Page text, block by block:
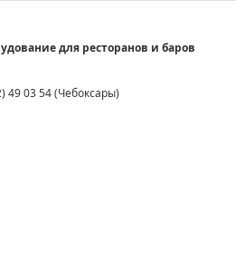
для ресторанов и баров
49 03 54 (Чебоксары)